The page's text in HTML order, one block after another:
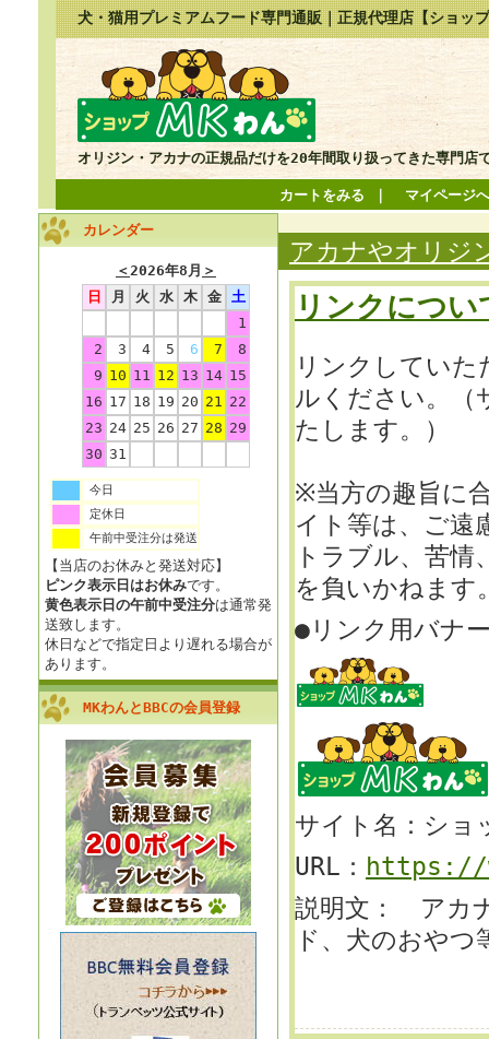
犬・猫用プレミアムフード専門通販｜正規代理店【ショッ
オリジン・アカナの正規品だけを20年間取り扱ってきた専門店
カートをみる マイページ
カレンダー
＜2026年8月 ＞
日
月 火 水 木 金
土
1
2
3 4 5 6 7
8
9 10 11 12 13 14 15
16 17 18 19 20 21 22
23 24 25 26 27 28 29
30 31
今日
定休日
午前中受注分は発送
【当店のお休みと発送対応】
ピンク表示日はお休みです。
黄色表示日の午前中受注分は通常発
送致します。
休日などで指定日より遅れる場合が
あります。
MKわんとBBCの会員登録
アカナやオリジ
リンクについ
リンクしてい
ルください。（
たします。）
※当方の趣旨に
イト等は、 ご遠
トラブル、苦
を負いかねます
●リンク用バナ
サイト名：ショ
URL： https://
説明文： アカ
ド、犬のおや